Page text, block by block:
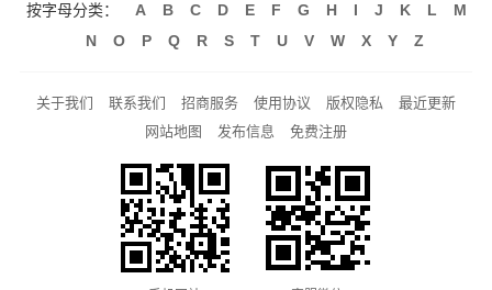
按字母分类： A B C D E F G H I J K L
M
N
O P Q R S T U V W X Y Z
关于我们 联系我们 招商服务 使用协议 版权隐私
最近更新
网站地图
发布信息 免费注册